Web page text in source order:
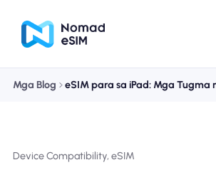
Mga Blog
Device Compatibility, eSIM